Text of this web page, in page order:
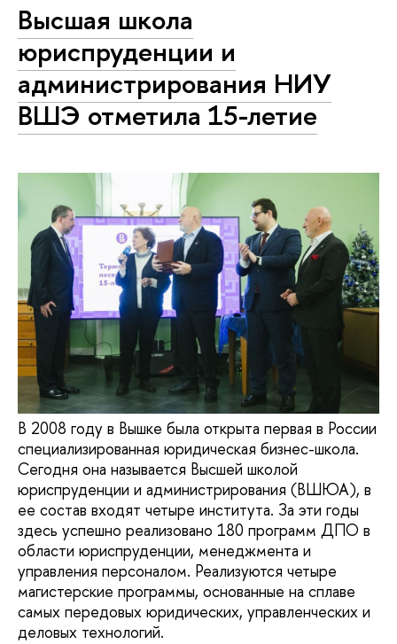
Высшая школа
юриспруденции и
администрирования НИУ
ВШЭ отметила 15-летие
В 2008 году в Вышке была открыта первая в России
специализированная юридическая бизнес-школа.
Сегодня она называется Высшей школой
юриспруденции и администрирования (ВШЮА), в
ее состав входят четыре института. За эти годы
здесь успешно реализовано 180 программ ДПО в
области юриспруденции, менеджмента и
управления персоналом. Реализуются четыре
магистерские программы, основанные на сплаве
самых передовых юридических, управленческих и
деловых технологий.